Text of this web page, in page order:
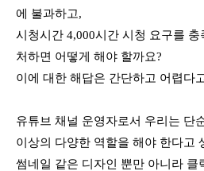
에 불과하고,
시청시간 4,000시간 시청 요구를 충
처하면 어떻게 해야 할까요?
이에 대한 해답은 간단하고 어렵다
유튜브 채널 운영자로서 우리는 단
이상의 다양한 역할을 해야 한다고
썸네일 같은 디자인 뿐만 아니라 클